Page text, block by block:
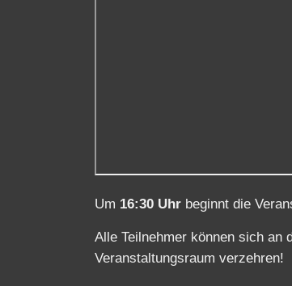
Alle Teilnehmer können sich an
Veranstaltungsraum verzehren!
Um 18:00Uhr planen wir den
Es besteht die Möglichkeit sich